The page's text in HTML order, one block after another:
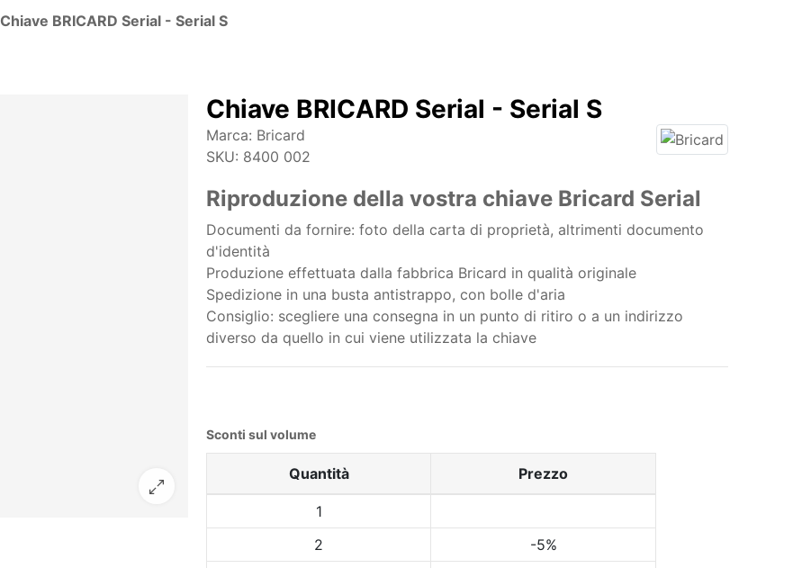
Chiave BRICARD Serial - Serial S
Chiave BRICARD Serial - Serial S
Marca: Bricard
SKU: 8400 002
Riproduzione della vostra chiave Bricard Serial
Documenti da fornire: foto della carta di proprietà, altrimenti documento
d'identità
Produzione effettuata dalla fabbrica Bricard in qualità originale
Spedizione in una busta antistrappo, con bolle d'aria
Consiglio: scegliere una consegna in un punto di ritiro o a un indirizzo
diverso da quello in cui viene utilizzata la chiave
Sconti sul volume
Quantità Prezzo
1
2
-5%